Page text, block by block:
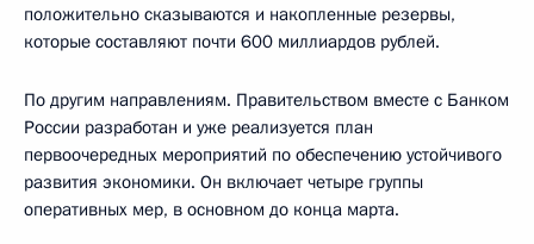
положительно сказываются и накопленные резервы,
которые составляют почти 600 миллиардов рублей.
По другим направлениям. Правительством вместе с Банком
России разработан и уже реализуется план
первоочередных мероприятий по обеспечению устойчивого
развития экономики. Он включает четыре группы
оперативных мер, в основном до конца марта.